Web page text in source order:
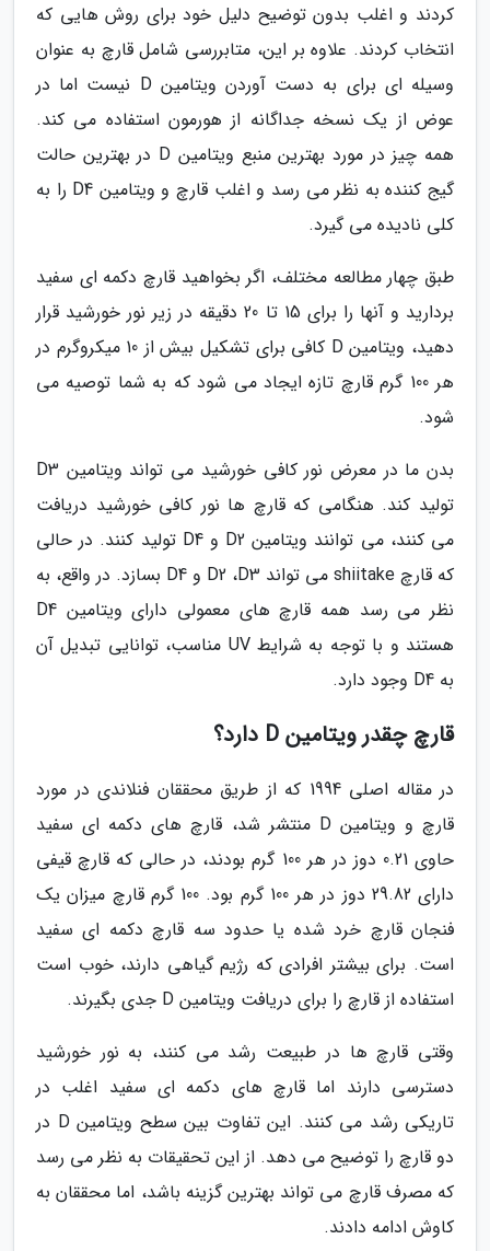
کردند و اغلب بدون توضیح دلیل خود برای روش هایی که
انتخاب کردند. علاوه بر این، متابررسی شامل قارچ به عنوان
وسیله ای برای به دست آوردن ویتامین D نیست اما در
عوض از یک نسخه جداگانه از هورمون استفاده می کند.
همه چیز در مورد بهترین منبع ویتامین D در بهترین حالت
گیج کننده به نظر می رسد و اغلب قارچ و ویتامین D4 را به
کلی نادیده می گیرد.
طبق چهار مطالعه مختلف، اگر بخواهید قارچ دکمه ای سفید
بردارید و آنها را برای 15 تا 20 دقیقه در زیر نور خورشید قرار
دهید، ویتامین D کافی برای تشکیل بیش از 10 میکروگرم در
هر 100 گرم قارچ تازه ایجاد می شود که به شما توصیه می
شود.
بدن ما در معرض نور کافی خورشید می تواند ویتامین D3
تولید کند. هنگامی که قارچ ها نور کافی خورشید دریافت
می کنند، می توانند ویتامین D2 و D4 تولید کنند. در حالی
که قارچ shiitake می تواند D2 ،D3 و D4 بسازد. در واقع، به
نظر می رسد همه قارچ های معمولی دارای ویتامین D4
هستند و با توجه به شرایط UV مناسب، توانایی تبدیل آن
به D4 وجود دارد.
قارچ چقدر ویتامین D دارد؟
در مقاله اصلی 1994 که از طریق محققان فنلاندی در مورد
قارچ و ویتامین D منتشر شد، قارچ های دکمه ای سفید
حاوی 0.21 دوز در هر 100 گرم بودند، در حالی که قارچ قیفی
دارای 29.82 دوز در هر 100 گرم بود. 100 گرم قارچ میزان یک
فنجان قارچ خرد شده یا حدود سه قارچ دکمه ای سفید
است. برای بیشتر افرادی که رژیم گیاهی دارند، خوب است
استفاده از قارچ را برای دریافت ویتامین D جدی بگیرند.
وقتی قارچ ها در طبیعت رشد می کنند، به نور خورشید
دسترسی دارند اما قارچ های دکمه ای سفید اغلب در
تاریکی رشد می کنند. این تفاوت بین سطح ویتامین D در
دو قارچ را توضیح می دهد. از این تحقیقات به نظر می رسد
که مصرف قارچ می تواند بهترین گزینه باشد، اما محققان به
کاوش ادامه دادند.